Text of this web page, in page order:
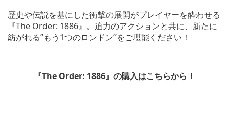
歴史や伝説を基にした衝撃の展開がプレイヤーを酔わせる
『The Order: 1886』。迫力のアクションと共に、新たに
紡がれる”もう1つのロンドン”をご堪能ください！
『The Order: 1886』の購入はこちらから！